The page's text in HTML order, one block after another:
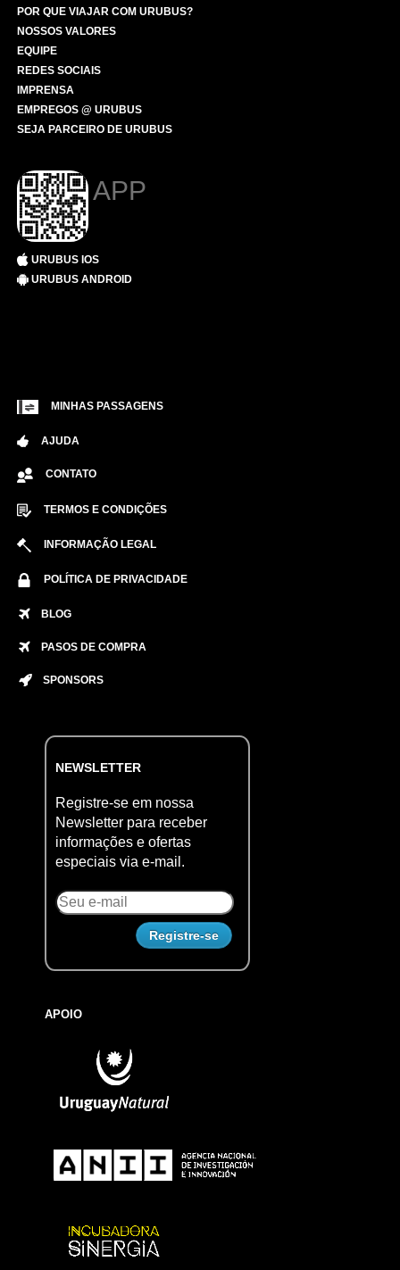
POR QUE VIAJAR COM URUBUS?
NOSSOS VALORES
EQUIPE
REDES SOCIAIS
IMPRENSA
EMPREGOS @ URUBUS
SEJA PARCEIRO DE URUBUS
APP
URUBUS IOS
URUBUS ANDROID
MINHAS PASSAGENS
AJUDA
CONTATO
TERMOS E CONDIÇÕES
INFORMAÇÃO LEGAL
POLÍTICA DE PRIVACIDADE
BLOG
PASOS DE COMPRA
SPONSORS
NEWSLETTER
Registre-se em nossa
Newsletter para receber
informações e ofertas
especiais via e-mail.
APOIO